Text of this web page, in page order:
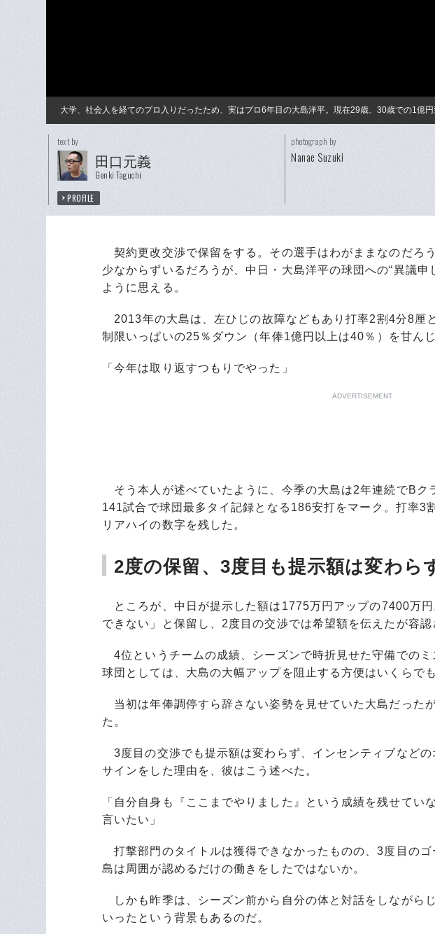
大学、社会人を経てのプロ入りだったため、実はプロ6年目の大島洋平。現在29歳、30歳での1億円
text by
田口元義
Genki Taguchi
PROFILE
photograph by
Nanae Suzuki
契約更改交渉で保留をする。その選手はわがままなのだろ
少なからずいるだろうが、中日・大島洋平の球団への“異議申
ように思える。
2013年の大島は、左ひじの故障などもあり打率2割4分8厘
制限いっぱいの25％ダウン（年俸1億円以上は40％）を甘んじ
「今年は取り返すつもりでやった」
ADVERTISEMENT
そう本人が述べていたように、今季の大島は2年連続でBク
141試合で球団最多タイ記録となる186安打をマーク。打率3
リアハイの数字を残した。
2度の保留、3度目も提示額は変わら
ところが、中日が提示した額は1775万円アップの7400万
できない」と保留し、2度目の交渉では希望額を伝えたが容認
4位というチームの成績、シーズンで時折見せた守備での
球団としては、大島の大幅アップを阻止する方便はいくらで
当初は年俸調停すら辞さない姿勢を見せていた大島だった
た。
3度目の交渉でも提示額は変わらず、インセンティブなどの
サインをした理由を、彼はこう述べた。
「自分自身も『ここまでやりました』という成績を残せてい
言いたい」
打撃部門のタイトルは獲得できなかったものの、3度目のゴ
島は周囲が認めるだけの働きをしたではないか。
しかも昨季は、シーズン前から自分の体と対話をしながら
いったという背景もあるのだ。